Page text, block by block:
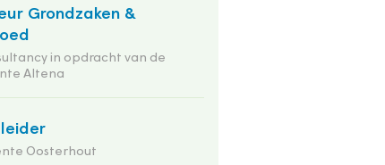
Grondzaken &
in opdracht van de
Altena
Oosterhout